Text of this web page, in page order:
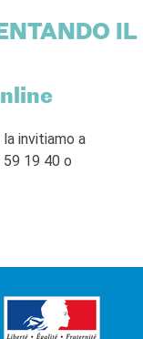
IL
invitiamo a
19 40 o